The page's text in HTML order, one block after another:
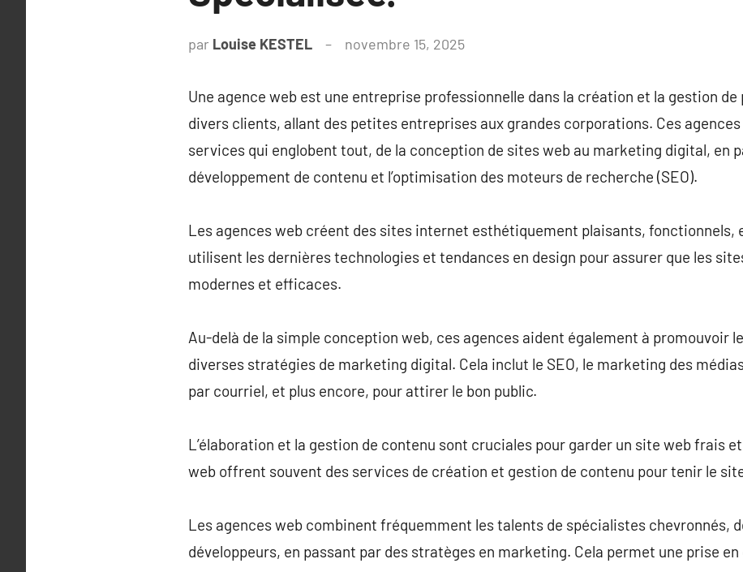
par Louise KESTEL novembre 15, 2025
Une agence web est une entreprise professionnelle dans la création et la gestion de
divers clients, allant des petites entreprises aux grandes corporations. Ces
services qui englobent tout, de la conception de sites web au marketing digital, en
développement de contenu et l’optimisation des moteurs de recherche (SEO).
Les agences web créent des sites internet esthétiquement plaisants, fonctionnels,
utilisent les dernières technologies et tendances en design pour assurer que les
modernes et efficaces.
Au-delà de la simple conception web, ces agences aident également à promouvoir
diverses stratégies de marketing digital. Cela inclut le SEO, le marketing des
par courriel, et plus encore, pour attirer le bon public.
L’élaboration et la gestion de contenu sont cruciales pour garder un site web frais
web offrent souvent des services de création et gestion de contenu pour tenir le
Les agences web combinent fréquemment les talents de spécialistes chevronnés,
développeurs, en passant par des stratèges en marketing. Cela permet une prise